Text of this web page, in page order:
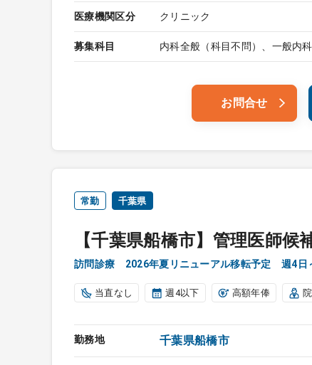
医療機関区分 クリニック
募集科目 内科全般（科目不問）、一般内科
お問合せ
常勤 千葉県
【千葉県船橋市】管理医師候
訪問診療 2026年夏リニューアル移転予定 週4日
当直なし 週4以下 高額年俸
勤務地 千葉県船橋市